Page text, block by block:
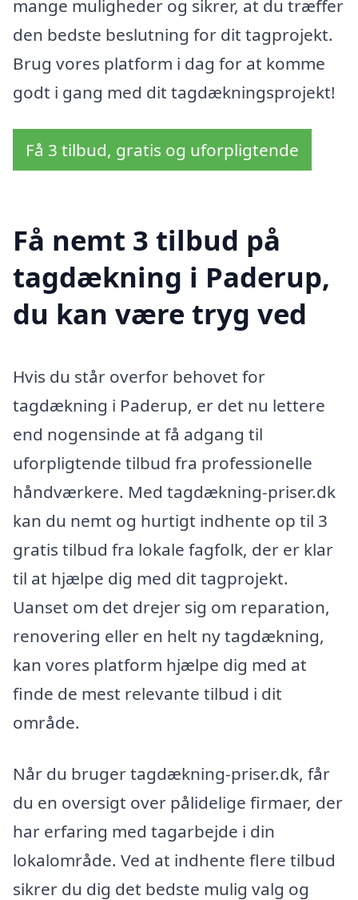
mange muligheder og sikrer, at du træffer
den bedste beslutning for dit tagprojekt.
Brug vores platform i dag for at komme
godt i gang med dit tagdækningsprojekt!
Få 3 tilbud, gratis og uforpligtende
Få nemt 3 tilbud på
tagdækning i Paderup,
du kan være tryg ved
Hvis du står overfor behovet for
tagdækning i Paderup, er det nu lettere
end nogensinde at få adgang til
uforpligtende tilbud fra professionelle
håndværkere. Med tagdækning-priser.dk
kan du nemt og hurtigt indhente op til 3
gratis tilbud fra lokale fagfolk, der er klar
til at hjælpe dig med dit tagprojekt.
Uanset om det drejer sig om reparation,
renovering eller en helt ny tagdækning,
kan vores platform hjælpe dig med at
finde de mest relevante tilbud i dit
område.
Når du bruger tagdækning-priser.dk, får
du en oversigt over pålidelige firmaer, der
har erfaring med tagarbejde i din
lokalområde. Ved at indhente flere tilbud
sikrer du dig det bedste mulig valg og